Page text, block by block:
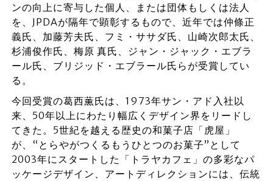
ンの向上に寄与した個人、または団体もしくは法人
を、JPDAが隔年で顕彰するもので、近年では仲條正
義氏、加藤芳夫氏、フミ・ササダ氏、山崎次郎太氏、
杉浦俊作氏、梅原 真氏、ジャン・ジャック・エブラ
ール氏、ブリジッド・エブラール氏らが受賞してい
る。
今回受賞の葛西薫氏は、1973年サン・アド入社以
来、50年以上にわたり幅広くデザイン界をリードし
てきた。5世紀を越える歴史の和菓子店「虎屋」
が、“とらやがつくるもうひとつのお菓子”として
2003年にスタートした「トラヤカフェ」の多彩なパ
ッケージデザイン、アートディレクションには、伝統